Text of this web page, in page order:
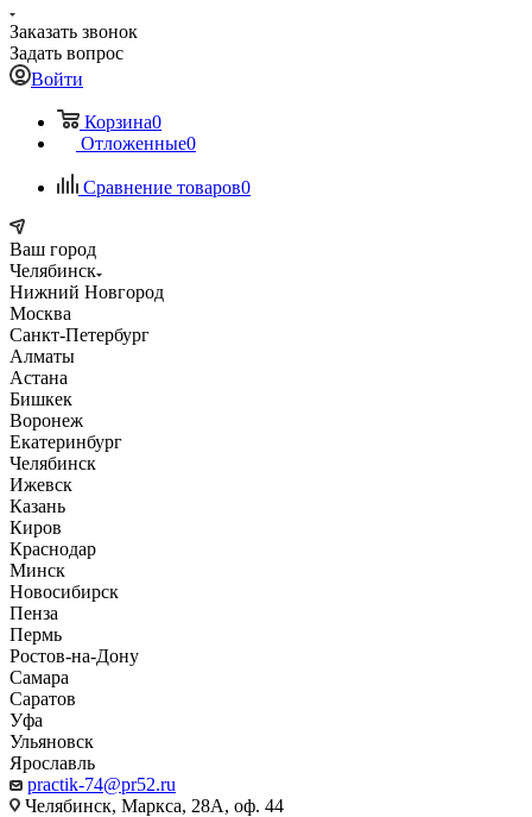
Заказать звонок
Задать вопрос
Войти
Корзина0
Отложенные0
Сравнение товаров0
Ваш город
Челябинск
Нижний Новгород
Москва
Санкт-Петербург
Алматы
Астана
Бишкек
Воронеж
Екатеринбург
Челябинск
Ижевск
Казань
Киров
Краснодар
Минск
Новосибирск
Пенза
Пермь
Ростов-на-Дону
Самара
Саратов
Уфа
Ульяновск
Ярославль
practik-74@pr52.ru
Челябинск, Маркса, 28А, оф. 44